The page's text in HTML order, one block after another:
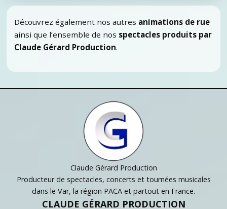
Découvrez également nos autres animations de rue
ainsi que l’ensemble de nos spectacles produits par
Claude Gérard Production.
Claude Gérard Production
Producteur de spectacles, concerts et tournées musicales
dans le Var, la région PACA et partout en France.
CLAUDE GÉRARD PRODUCTION